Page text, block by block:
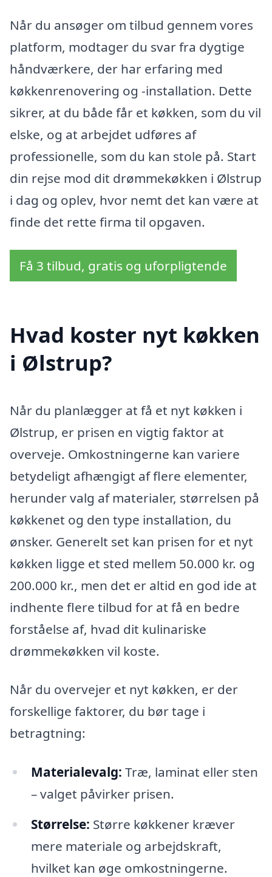
Når du ansøger om tilbud gennem vores
platform, modtager du svar fra dygtige
håndværkere, der har erfaring med
køkkenrenovering og -installation. Dette
sikrer, at du både får et køkken, som du vil
elske, og at arbejdet udføres af
professionelle, som du kan stole på. Start
din rejse mod dit drømmekøkken i Ølstrup
i dag og oplev, hvor nemt det kan være at
finde det rette firma til opgaven.
Få 3 tilbud, gratis og uforpligtende
Hvad koster nyt køkken
i Ølstrup?
Når du planlægger at få et nyt køkken i
Ølstrup, er prisen en vigtig faktor at
overveje. Omkostningerne kan variere
betydeligt afhængigt af flere elementer,
herunder valg af materialer, størrelsen på
køkkenet og den type installation, du
ønsker. Generelt set kan prisen for et nyt
køkken ligge et sted mellem 50.000 kr. og
200.000 kr., men det er altid en god ide at
indhente flere tilbud for at få en bedre
forståelse af, hvad dit kulinariske
drømmekøkken vil koste.
Når du overvejer et nyt køkken, er der
forskellige faktorer, du bør tage i
betragtning:
Materialevalg: Træ, laminat eller sten
– valget påvirker prisen.
Størrelse: Større køkkener kræver
mere materiale og arbejdskraft,
hvilket kan øge omkostningerne.